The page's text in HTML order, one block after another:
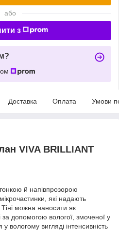
або
з
Доставка Оплата Умови
VIVA BRILLIANT
й напівпрозорою
які надають
Тіні можна наносити як
допомогою вологої, змоченої у
вологому вигляді інтенсивність